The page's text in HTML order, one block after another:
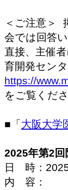
＜ご注意＞
会では回答
直接、主催
育開発セン
https://
をご覧くだ
■「 大阪大学
2025年第2
日 時：
内 容：